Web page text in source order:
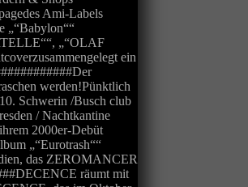
Ami-Labels
„“Babylon““
„“OLAF
ein
werden!Pünktlich
Schwerin /Busch club
/ Nachtkantine
2000er-Debüt
„“Eurotrash““
das ZEROMANCER
räumt mit